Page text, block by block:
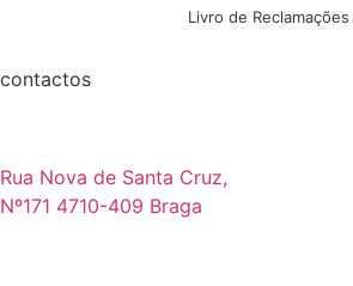
Livro de Reclamações
contactos
Rua Nova de Santa Cruz,
Nº171 4710-409 Braga